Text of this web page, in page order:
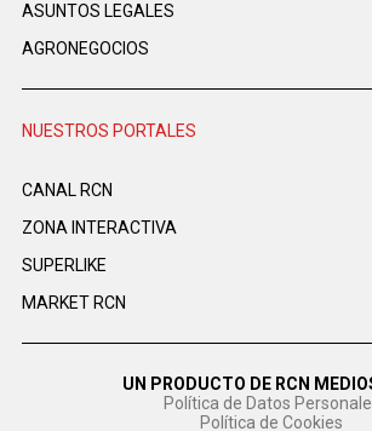
ASUNTOS LEGALES
AGRONEGOCIOS
NUESTROS PORTALES
CANAL RCN
ZONA INTERACTIVA
SUPERLIKE
MARKET RCN
UN PRODUCTO DE RCN
Política de Datos
Política de Cookies